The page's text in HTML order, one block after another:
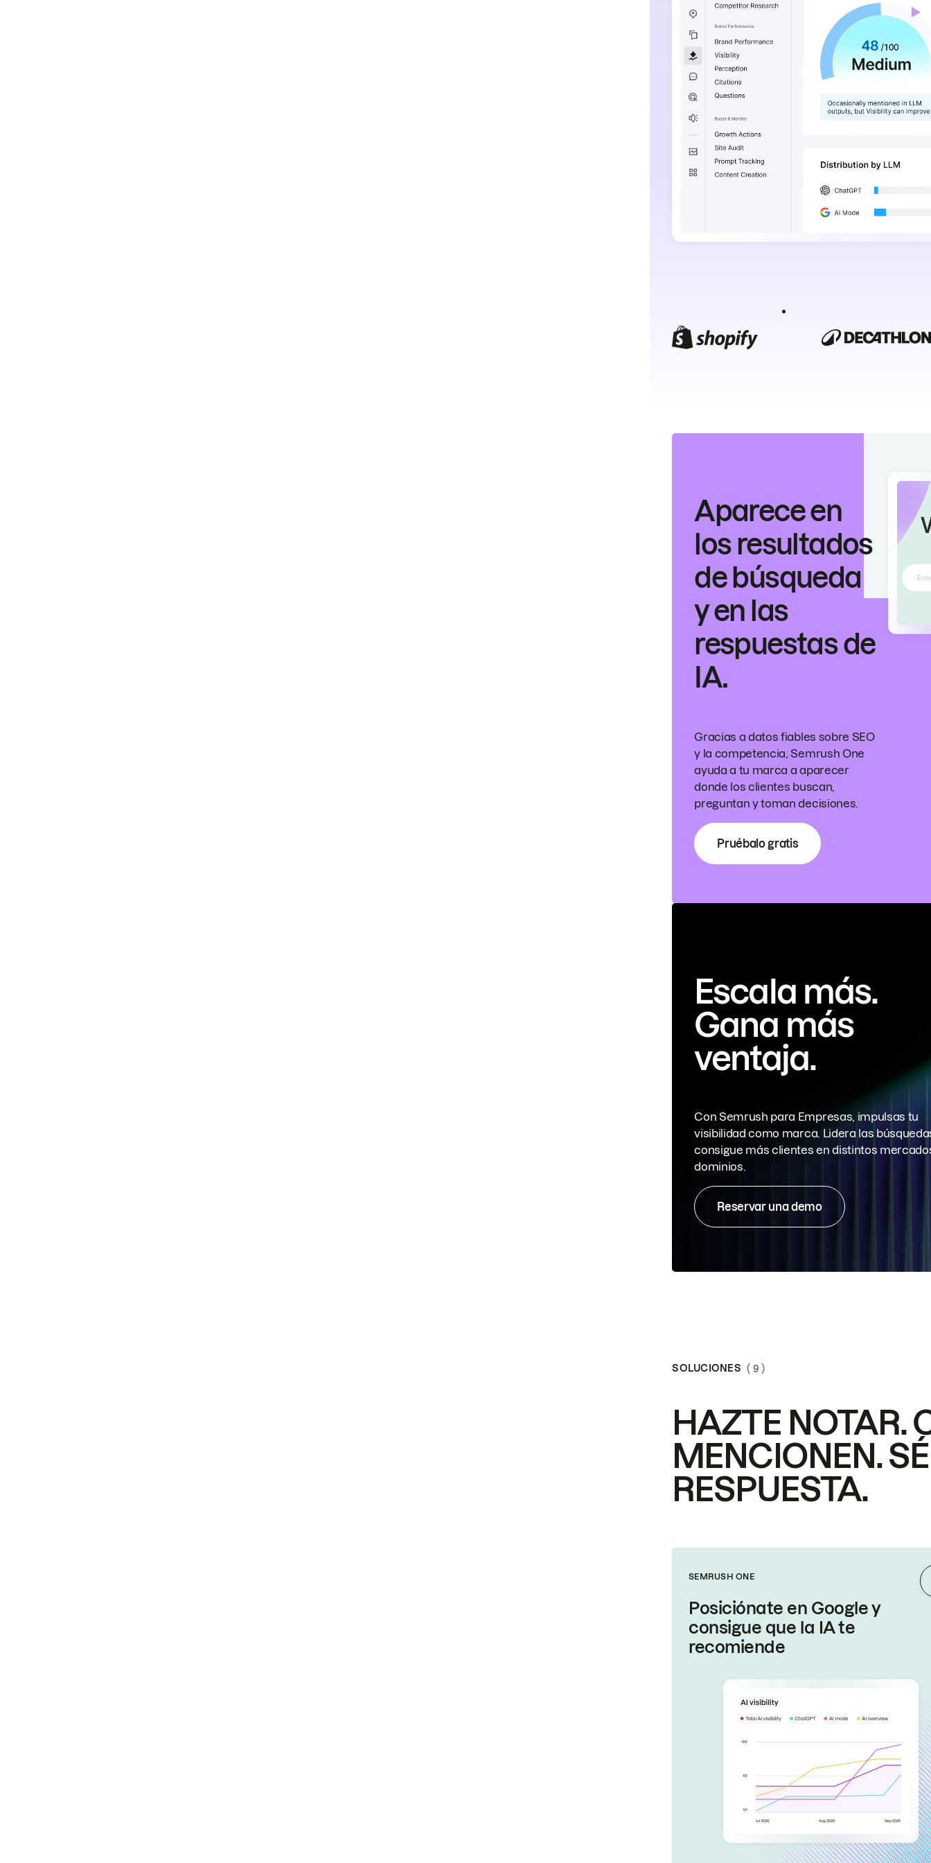
Aparece en
los resultados
de búsqueda
y en las
respuestas de
IA.
Gracias a datos fiables sobre SEO
y la competencia, Semrush One
ayuda a tu marca a aparecer
donde los clientes buscan,
preguntan y toman decisiones.
Pruébalo gratis
Escala más.
Gana más
ventaja.
Con Semrush para Empresas, impulsas tu
visibilidad como marca. Lidera las
consigue más clientes en distintos
dominios.
Reservar una demo
SOLUCIONES ( 9 )
HAZTE NOTAR.
MENCIONEN.
RESPUESTA.
SEMRUSH ONE
Posiciónate en Google y
consigue que la IA te
recomiende